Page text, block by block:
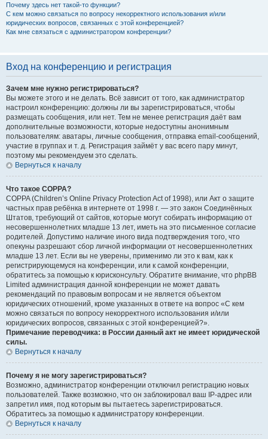
Почему здесь нет такой-то функции?
С кем можно связаться по вопросу некорректного использования и/или
юридических вопросов, связанных с этой конференцией?
Как мне связаться с администратором конференции?
Вход на конференцию и регистрация
Зачем мне нужно регистрироваться?
Вы можете этого и не делать. Всё зависит от того, как администратор
настроил конференцию: должны ли вы зарегистрироваться, чтобы
размещать сообщения, или нет. Тем не менее регистрация даёт вам
дополнительные возможности, которые недоступны анонимным
пользователям: аватары, личные сообщения, отправка email-сообщений,
участие в группах и т. д. Регистрация займёт у вас всего пару минут,
поэтому мы рекомендуем это сделать.
Вернуться к началу
Что такое COPPA?
COPPA (Children’s Online Privacy Protection Act of 1998), или Акт о защите
частных прав ребёнка в интернете от 1998 г. — это закон Соединённых
Штатов, требующий от сайтов, которые могут собирать информацию от
несовершеннолетних младше 13 лет, иметь на это письменное согласие
родителей. Допустимо наличие иного вида подтверждения того, что
опекуны разрешают сбор личной информации от несовершеннолетних
младше 13 лет. Если вы не уверены, применимо ли это к вам, как к
регистрирующемуся на конференции, или к самой конференции,
обратитесь за помощью к юрисконсульту. Обратите внимание, что phpBB
Limited администрация данной конференции не может давать
рекомендаций по правовым вопросам и не является объектом
юридических отношений, кроме указанных в ответе на вопрос «С кем
можно связаться по вопросу некорректного использования и/или
юридических вопросов, связанных с этой конференцией?».
Примечание переводчика: в России данный акт не имеет юридической
силы.
Вернуться к началу
Почему я не могу зарегистрироваться?
Возможно, администратор конференции отключил регистрацию новых
пользователей. Также возможно, что он заблокировал ваш IP-адрес или
запретил имя, под которым вы пытаетесь зарегистрироваться.
Обратитесь за помощью к администратору конференции.
Вернуться к началу